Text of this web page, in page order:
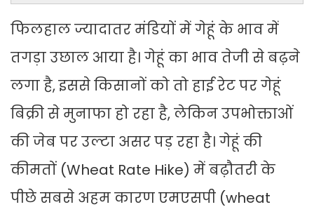
फिलहाल ज्यादातर मंडियों में गेहूं के भाव में
तगड़ा उछाल आया है। गेहूं का भाव तेजी से बढ़ने
लगा है, इससे किसानों को तो हाई रेट पर गेहूं
बिक्री से मुनाफा हो रहा है, लेकिन उपभोक्ताओं
की जेब पर उल्टा असर पड़ रहा है। गेहूं की
कीमतों (Wheat Rate Hike) में बढ़ौतरी के
पीछे सबसे अहम कारण एमएसपी (wheat